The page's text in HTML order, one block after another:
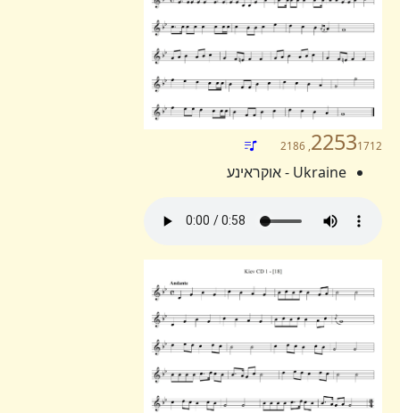
22531712, 2186
Ukraine - אוקראינע